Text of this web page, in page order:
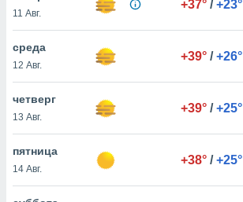
действия
рекламу
нашей
cookie
11 Авг.
+37° / +23°
среда
12 Авг.
+39° / +26°
четверг
13 Авг.
+39° / +25°
пятница
14 Авг.
+38° / +25°